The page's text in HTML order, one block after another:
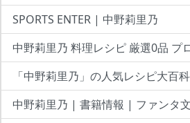
SPORTS ENTER | 中野莉里乃
中野莉里乃 料理レシピ 厳選0品 プ
「中野莉里乃」の人気レシピ大百科
中野莉里乃 | 書籍情報 | ファンタ